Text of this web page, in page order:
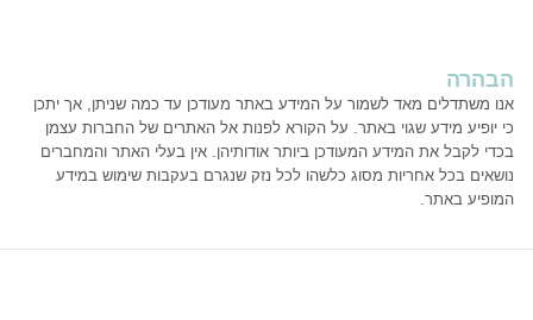
הבהרה
אנו משתדלים מאד לשמור על המידע באתר מעודכן עד כמה שניתן, אך יתכן
כי יופיע מידע שגוי באתר. על הקורא לפנות אל האתרים של החברות עצמן
בכדי לקבל את המידע המעודכן ביותר אודותיהן. אין בעלי האתר והמחברים
נושאים בכל אחריות מסוג כלשהו לכל נזק שנגרם בעקבות שימוש במידע
המופיע באתר.